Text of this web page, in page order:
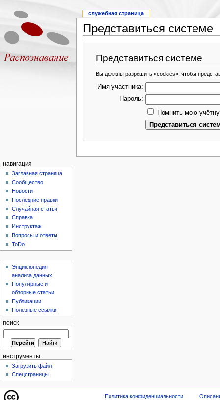
Представиться системе
Представиться системе
Вы должны разрешить «cookies», чтобы
Имя участника:
Пароль:
Помнить мою
служебная страница
навигация
Заглавная страница
Сообщество
Новости
Последние правки
Случайная статья
Справка
Инструктаж
Вопросы и ответы
ToDo
Энциклопедия
анализа данных
Популярные и
обзорные статьи
Публикации
Полезные ссылки
поиск
инструменты
Загрузить файл
Спецстраницы
Политика конфиденциальности